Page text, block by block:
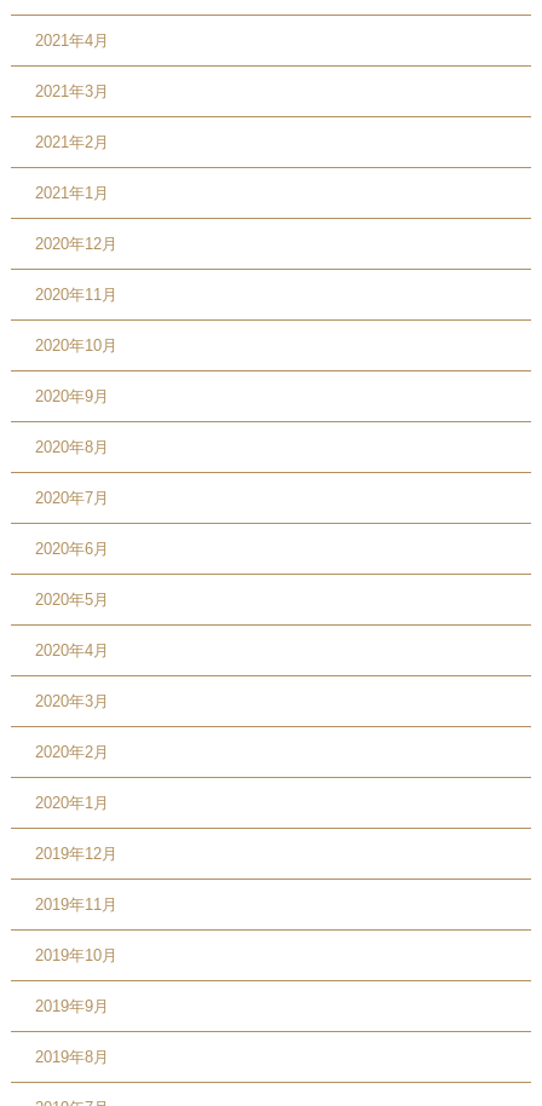
2021年4月
2021年3月
2021年2月
2021年1月
2020年12月
2020年11月
2020年10月
2020年9月
2020年8月
2020年7月
2020年6月
2020年5月
2020年4月
2020年3月
2020年2月
2020年1月
2019年12月
2019年11月
2019年10月
2019年9月
2019年8月